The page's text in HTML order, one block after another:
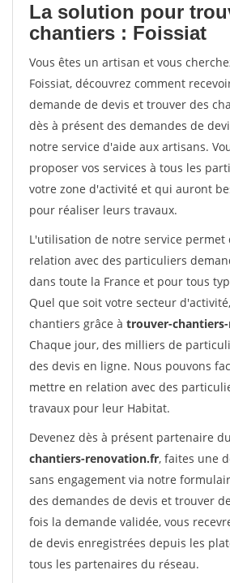
La solution pour
chantiers : Foissiat
Vous êtes un artisan et vous
Foissiat, découvrez comment
demande de devis et trouver des
dès à présent des demandes de
notre service d'aide aux artisans.
proposer vos services à tous les
votre zone d'activité et qui auront
pour réaliser leurs travaux.
L'utilisation de notre service permet
relation avec des particuliers
dans toute la France et pour tous
Quel que soit votre secteur
chantiers grâce à trouver-
Chaque jour, des milliers de
des devis en ligne. Nous pouvons
mettre en relation avec des
travaux pour leur Habitat.
Devenez dès à présent partenaire
chantiers-renovation.fr, faites une
sans engagement via notre
des demandes de devis et trouver
fois la demande validée, vous
de devis enregistrées depuis les
tous les partenaires du réseau.